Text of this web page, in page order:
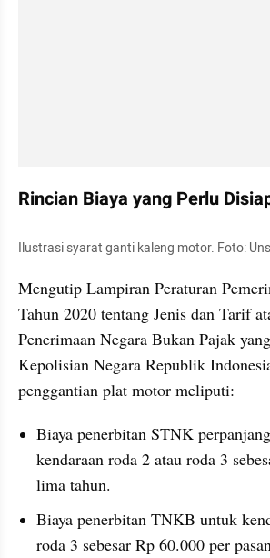
Rincian Biaya yang Perlu
Ilustrasi syarat ganti kaleng motor. Foto:
Mengutip Lampiran Peraturan
Tahun 2020 tentang Jenis dan Tarif
Penerimaan Negara Bukan Pajak
Kepolisian Negara Republik
penggantian plat motor meliputi:
Biaya penerbitan STNK
kendaraan roda 2 atau roda 3
lima tahun.
Biaya penerbitan TNKB untuk
roda 3 sebesar Rp 60.000 per